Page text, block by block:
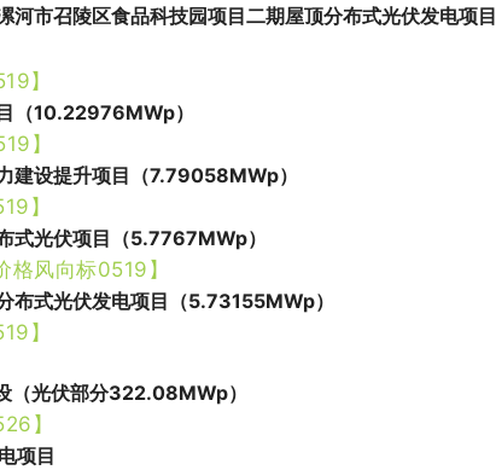
河市召陵区食品科技园项目二期屋顶分布式光伏发电项目
】
（10.22976MWp）
】
建设提升项目（7.79058MWp）
】
式光伏项目（5.7767MWp）
格风向标0519】
布式光伏发电项目（5.73155MWp）
】
（光伏部分322.08MWp）
】
项目